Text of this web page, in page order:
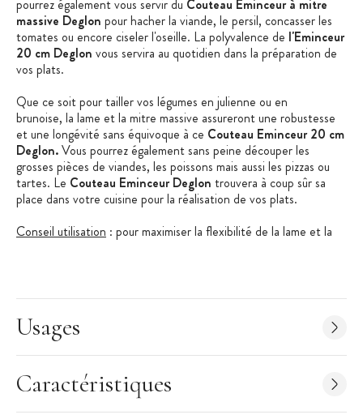
pourrez également vous servir du Couteau Eminceur à mitre
massive Deglon pour hacher la viande, le persil, concasser les
tomates ou encore ciseler l'oseille. La polyvalence de l'Eminceur
20 cm Deglon vous servira au quotidien dans la préparation de
vos plats.
Que ce soit pour tailler vos légumes en julienne ou en
brunoise, la lame et la mitre massive assureront une robustesse
et une longévité sans équivoque à ce Couteau Eminceur 20 cm
Deglon.Vous pourrez également sans peine découper les
grosses pièces de viandes, les poissons mais aussi les pizzas ou
tartes. Le Couteau Eminceur Deglon trouvera à coup sûr sa
place dans votre cuisine pour la réalisation de vos plats.
Conseil utilisation : pour maximiser la flexibilité de la lame et la
précis)
Conseil Affutage
coupe optimale, un affûtage régulier est préconisé.
Plusieurs outils Déglon faciliteront l'affutage de votreCouteau
Eminceur Deglon:fusil à aiguiser
Kit pierre à
aiguiser....
Usages
Caractéristiques